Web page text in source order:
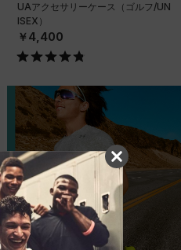
UAアクセサリーケース（ゴルフ/UN
ISEX）
￥4,400